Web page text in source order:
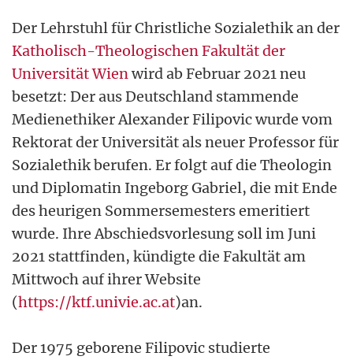
Der Lehrstuhl für Christliche Sozialethik an der
Katholisch-Theologischen Fakultät der
Universität Wienwird ab Februar 2021 neu
besetzt: Der aus Deutschland stammende
Medienethiker Alexander Filipovic wurde vom
Rektorat der Universität als neuer Professor für
Sozialethik berufen. Er folgt auf die Theologin
und Diplomatin Ingeborg Gabriel, die mit Ende
des heurigen Sommersemesters emeritiert
wurde. Ihre Abschiedsvorlesung soll im Juni
2021 stattfinden, kündigte die Fakultät am
Mittwoch auf ihrer Website
(https://ktf.univie.ac.at)an.
Der 1975 geborene Filipovic studierte